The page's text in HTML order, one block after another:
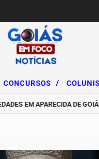
CONCURSOS /
EM APARECIDA DE GOIÂNIA